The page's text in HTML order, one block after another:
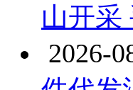
山开采
2026-